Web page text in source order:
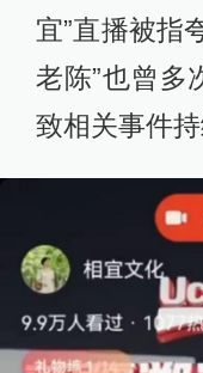
宜”直播被指
老陈”也曾多
致相关事件持